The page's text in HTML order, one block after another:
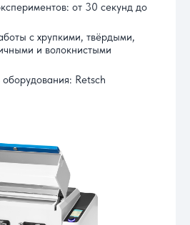
от 30 секунд до
с хрупкими, твёрдыми,
и волокнистыми
Retsch